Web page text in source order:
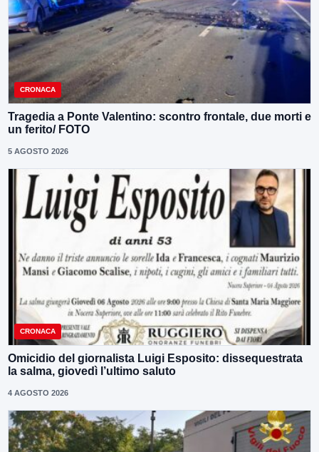
CRONACA
Tragedia a Ponte Valentino: scontro frontale, due morti e
un ferito/ FOTO
5 AGOSTO 2026
CRONACA
Omicidio del giornalista Luigi Esposito: dissequestrata
la salma, giovedì l’ultimo saluto
4 AGOSTO 2026